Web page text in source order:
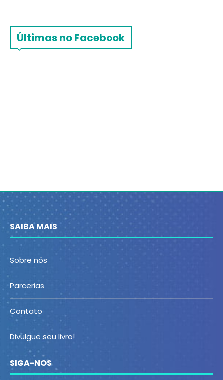
Últimas no Facebook
SAIBA MAIS
Sobre nós
Parcerias
Contato
Divulgue seu livro!
SIGA-NOS